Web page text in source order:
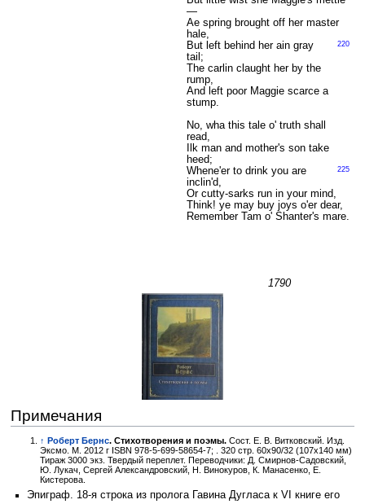
—
Ae spring brought off her master
hale,
220
But left behind her ain gray
tail;
The carlin claught her by the
rump,
And left poor Maggie scarce a
stump.
No, wha this tale o' truth shall
read,
Ilk man and mother's son take
heed;
225
Whene'er to drink you are
inclin'd,
Or cutty-sarks run in your mind,
Think! ye may buy joys o'er dear,
Remember Tam o' Shanter's mare.
1790
Примечания
↑ Роберт Бернс. Стихотворения и поэмы. Сост. Е. В. Витковский. Изд.
Эксмо. М. 2012 г ISBN 978-5-699-58654-7; . 320 стр. 60x90/32 (107х140 мм)
Тираж 3000 экз. Твердый переплет. Переводчики: Д. Смирнов-Садовский,
Ю. Лукач, Сергей Александровский, Н. Винокуров, К. Манасенко, Е.
Кистерова.
Эпиграф. 18-я строка из пролога Гавина Дугласа к VI книге его